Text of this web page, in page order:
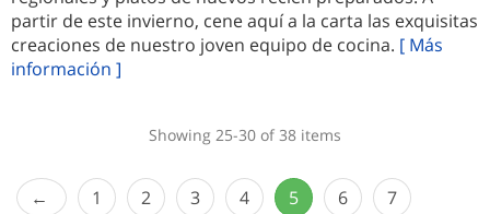
partir de este invierno, cene aquí a la carta las exquisitas
creaciones de nuestro joven equipo de cocina. [ Más
información ]
Showing 25-30 of 38 items
1 2 3 4 5 6 7